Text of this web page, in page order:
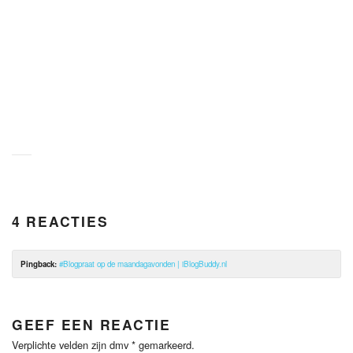
4 REACTIES
Pingback: #Blogpraat op de maandagavonden | iBlogBuddy.nl
GEEF EEN REACTIE
Verplichte velden zijn dmv * gemarkeerd.